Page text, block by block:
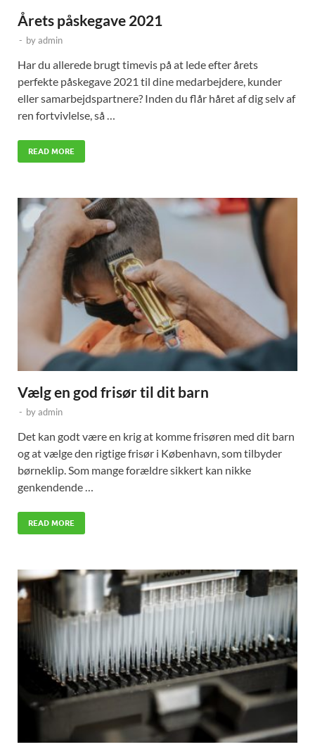
Årets påskegave 2021
- byadmin
Har du allerede brugt timevis på at lede efter årets
perfekte påskegave 2021 til dine medarbejdere, kunder
eller samarbejdspartnere? Inden du flår håret af dig selv af
ren fortvivlelse, så …
READ MORE
Vælg en god frisør til dit barn
- byadmin
Det kan godt være en krig at komme frisøren med dit barn
og at vælge den rigtige frisør i København, som tilbyder
børneklip. Som mange forældre sikkert kan nikke
genkendende …
READ MORE